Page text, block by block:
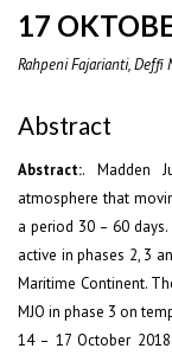
17
Rahpeni Fajarianti, Deffi
Abstract
Abstract:. Madden
atmosphere that
a period 30 – 60
active in phases 2, 3
Maritime Continent.
MJO in phase 3 on
14 – 17 October